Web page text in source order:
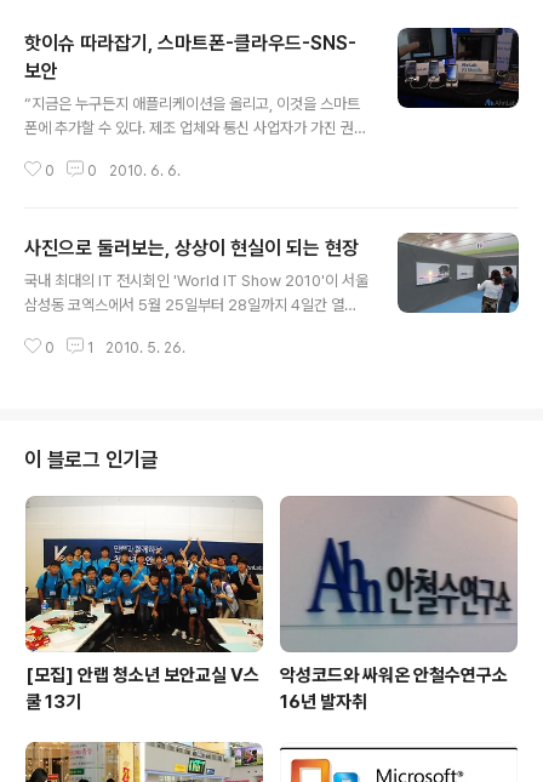
핫이슈 따라잡기, 스마트폰-클라우드-SNS-
보안
“지금은 누구든지 애플리케이션을 올리고, 이것을 스마트
폰에 추가할 수 있다. 제조 업체와 통신 사업자가 가진 권력
용자, 통신 사업자, 단말기 제조사, CP가 수평적인 비즈니
만들어지기에, 복잡한 이슈를 해결할 수 있는 보안 분야에
많은 경험을 가진 전문가가 필요하다.” 얼마 전에 열린 ‘NE
S 2010 차세대 정보보안 세미나’에서 '컨버전스 시대의
로'라는 주제로 키노트 연설을 한 김홍선 대표는 스마트폰
0 0 2010. 6. 6.
사진으로 둘러보는, 상상이 현실이 되는 현장
국내 최대의 IT 전시회인 'World IT Show 2010'이 서울
삼성동 코엑스에서 5월 25일부터 28일까지 4일간 열린
콘텐츠/SW/솔루션, IT 융합의 5개 분야이고, 해외 바이어
의 중심 룩셈부르크, 멀티미디어 기술대상, 문화기술 이전
설명회/상담회 등 여러 가지 부대 행사도 준비되어 있다. 전
시 참여 업체마다 다채로운 이벤트를 하니 상품을 얻을 기
체험할 수도 있다. 비즈니스 관람 : 5. ..
0 1 2010. 5. 26.
이 블로그 인기글
[모집] 안랩 청소년 보안교실 V스
쿨 13기
악성코드와 싸워온 안철수연구소
16년 발자취